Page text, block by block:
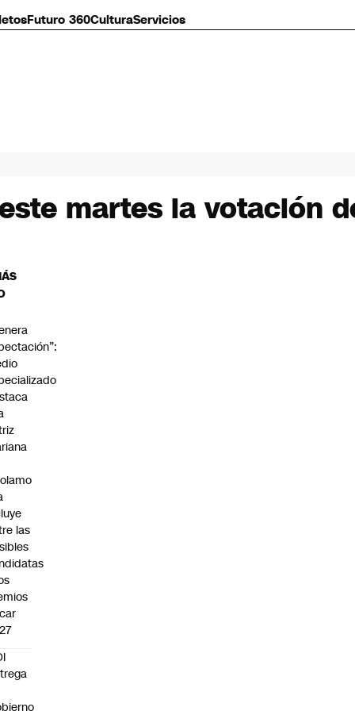
Futuro 360CulturaServicios
martes la votación
las